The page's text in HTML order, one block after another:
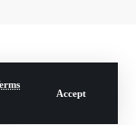
Accept
By: